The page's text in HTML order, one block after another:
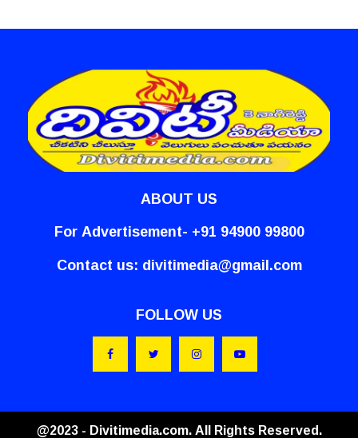
ABOUT US
For Advertisement- +91 94900 99800
Contact us: divitimedia@gmail.com
FOLLOW US
@2023 - Divitimedia.com. All Rights Reserved.